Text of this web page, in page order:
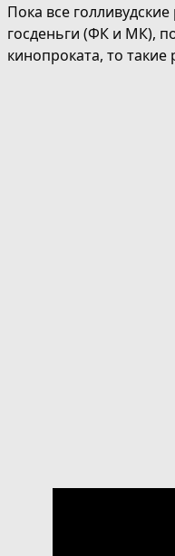
Пока все
госденьги (ФК и МК),
кинопроката, то такие